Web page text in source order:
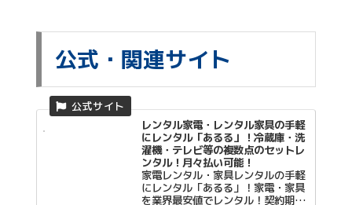
公式・関連サイト
レンタル家電・レンタル家具の手軽
にレンタル「あるる」！冷蔵庫・洗
濯機・テレビ等の複数点のセットレ
ンタル！月々払い可能！
家電レンタル・家具レンタルの手軽
にレンタル「あるる」！家電・家具
を業界最安値でレンタル！契約期間